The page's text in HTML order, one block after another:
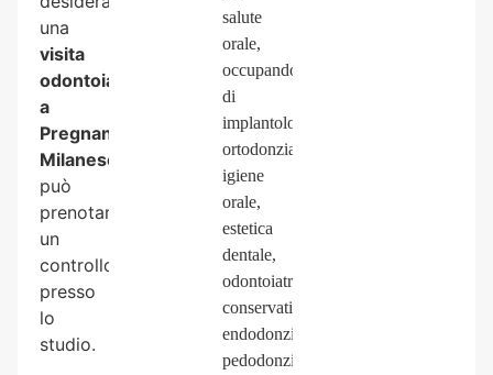
una
visita
odontoiatrica
a
Pregnana
Milanese
può
prenotare
un
controllo
presso
lo
studio.
salute
orale,
occupandosi
di
implantologia,
ortodonzia,
igiene
orale,
estetica
dentale,
odontoiatria
conservativa,
endodonzia,
pedodonzia,